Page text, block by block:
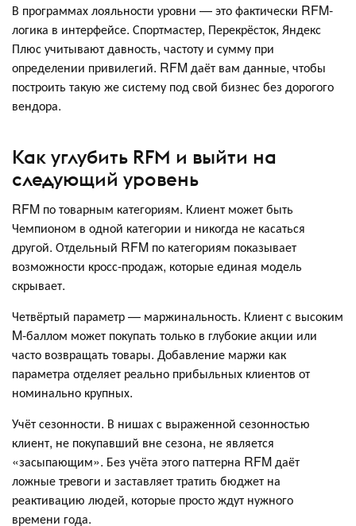
В программах лояльности уровни — это фактически RFM-
логика в интерфейсе. Спортмастер, Перекрёсток, Яндекс
Плюс учитывают давность, частоту и сумму при
определении привилегий. RFM даёт вам данные, чтобы
построить такую же систему под свой бизнес без дорогого
вендора.
Как углубить RFM и выйти на
следующий уровень
RFM по товарным категориям. Клиент может быть
Чемпионом в одной категории и никогда не касаться
другой. Отдельный RFM по категориям показывает
возможности кросс-продаж, которые единая модель
скрывает.
Четвёртый параметр — маржинальность. Клиент с высоким
M-баллом может покупать только в глубокие акции или
часто возвращать товары. Добавление маржи как
параметра отделяет реально прибыльных клиентов от
номинально крупных.
Учёт сезонности. В нишах с выраженной сезонностью
клиент, не покупавший вне сезона, не является
«засыпающим». Без учёта этого паттерна RFM даёт
ложные тревоги и заставляет тратить бюджет на
реактивацию людей, которые просто ждут нужного
времени года.